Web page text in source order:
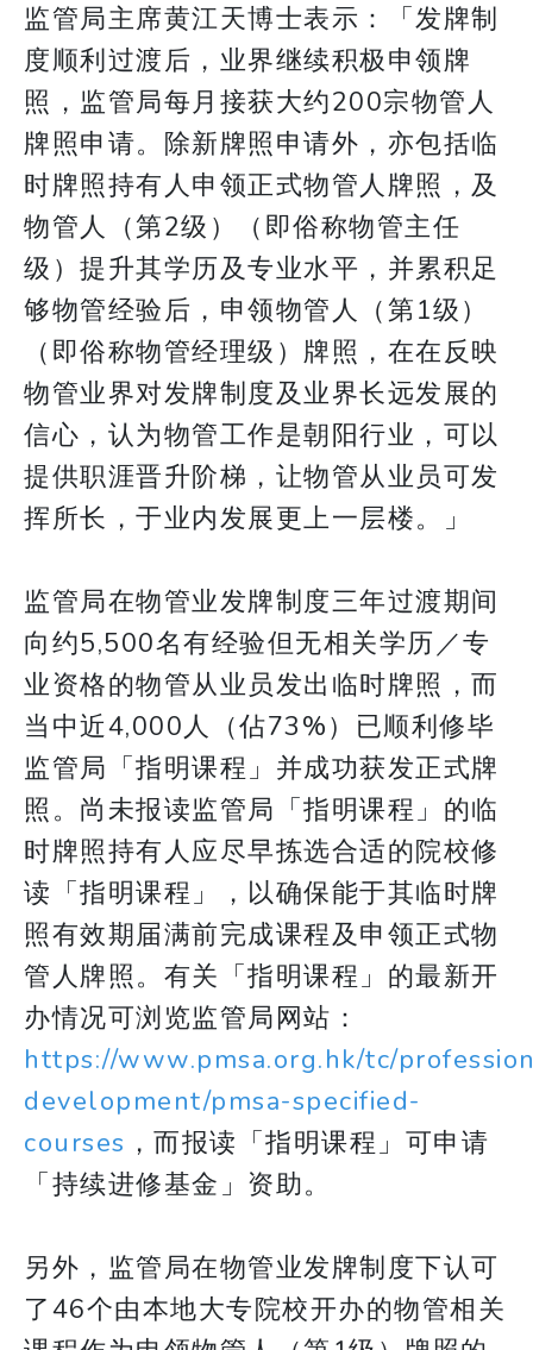
监管局主席黄江天博士表示：「发牌制
度顺利过渡后，业界继续积极申领牌
照，监管局每月接获大约200宗物管人
牌照申请。除新牌照申请外，亦包括临
时牌照持有人申领正式物管人牌照，及
物管人（第2级）（即俗称物管主任
级）提升其学历及专业水平，并累积足
够物管经验后，申领物管人（第1级）
（即俗称物管经理级）牌照，在在反映
物管业界对发牌制度及业界长远发展的
信心，认为物管工作是朝阳行业，可以
提供职涯晋升阶梯，让物管从业员可发
挥所长，于业内发展更上一层楼。」
监管局在物管业发牌制度三年过渡期间
向约5,500名有经验但无相关学历／专
业资格的物管从业员发出临时牌照，而
当中近4,000人（佔73%）已顺利修毕
监管局「指明课程」并成功获发正式牌
照。尚未报读监管局「指明课程」的临
时牌照持有人应尽早拣选合适的院校修
读「指明课程」，以确保能于其临时牌
照有效期届满前完成课程及申领正式物
管人牌照。有关「指明课程」的最新开
办情况可浏览监管局网站：
https://www.pmsa.org.hk/tc/
development/pmsa-specified-
courses ，而报读「指明课程」可申请
「持续进修基金」资助。
另外，监管局在物管业发牌制度下认可
了46个由本地大专院校开办的物管相关